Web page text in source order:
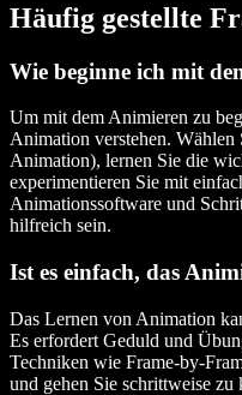
Häufig gestellte
Wie beginne ich mit
Um mit dem Animieren zu
Animation verstehen.
Animation), lernen Sie die
experimentieren Sie mit
Animationssoftware und
hilfreich sein.
Ist es einfach, das
Das Lernen von Animation
Es erfordert Geduld und
Techniken wie Frame-by-
und gehen Sie schrittweise